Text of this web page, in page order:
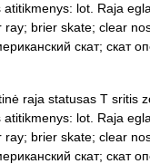
lot. Raja
ray; brier skate; clear
скат; скат
raja statusas T sritis
lot. Raja
ray; brier skate; clear
скат; скат